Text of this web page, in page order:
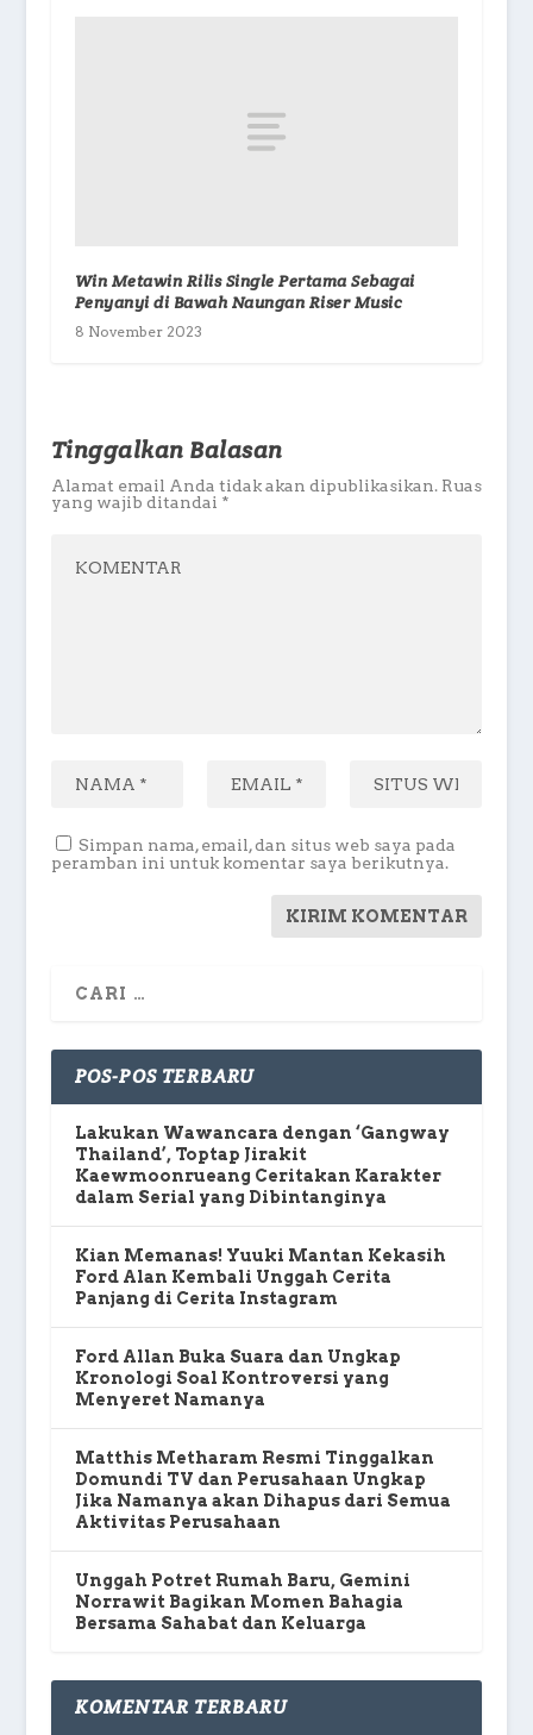
Win Metawin Rilis Single Pertama Sebagai
Penyanyi di Bawah Naungan Riser Music
8 November 2023
Tinggalkan Balasan
Alamat email Anda tidak akan dipublikasikan. Ruas
yang wajib ditandai *
Simpan nama, email, dan situs web saya pada
peramban ini untuk komentar saya berikutnya.
POS-POS TERBARU
Lakukan Wawancara dengan ‘Gangway
Thailand’, Toptap Jirakit
Kaewmoonrueang Ceritakan Karakter
dalam Serial yang Dibintanginya
Kian Memanas! Yuuki Mantan Kekasih
Ford Alan Kembali Unggah Cerita
Panjang di Cerita Instagram
Ford Allan Buka Suara dan Ungkap
Kronologi Soal Kontroversi yang
Menyeret Namanya
Matthis Metharam Resmi Tinggalkan
Domundi TV dan Perusahaan Ungkap
Jika Namanya akan Dihapus dari Semua
Aktivitas Perusahaan
Unggah Potret Rumah Baru, Gemini
Norrawit Bagikan Momen Bahagia
Bersama Sahabat dan Keluarga
KOMENTAR TERBARU